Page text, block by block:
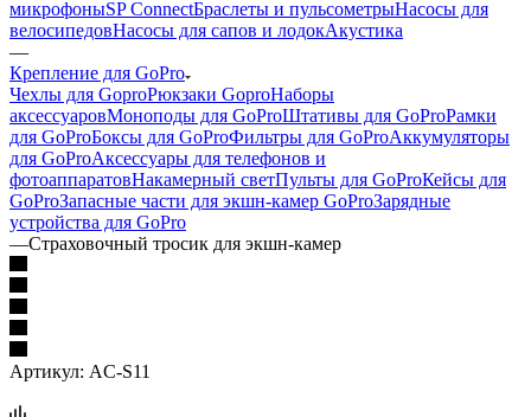
микрофоныSP ConnectБраслеты и пульсометрыНасосы для
велосипедовНасосы для сапов и лодокАкустика
—
Крепление для GoPro
Чехлы для GoproРюкзаки GoproНаборы
аксессуаровМоноподы для GoProШтативы для GoProРамки
для GoProБоксы для GoProФильтры для GoProАккумуляторы
для GoProАксессуары для телефонов и
фотоаппаратовНакамерный светПульты для GoProКейсы для
GoProЗапасные части для экшн-камер GoProЗарядные
устройства для GoPro
—Страховочный тросик для экшн-камер
Артикул: AC-S11